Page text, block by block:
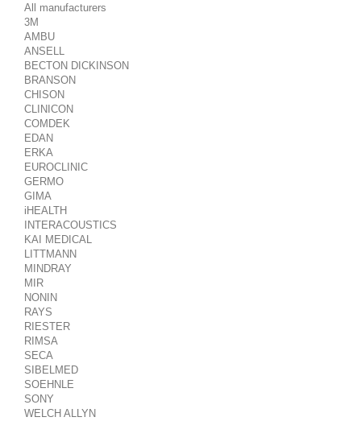
All manufacturers
3M
AMBU
ANSELL
BECTON DICKINSON
BRANSON
CHISON
CLINICON
COMDEK
EDAN
ERKA
EUROCLINIC
GERMO
GIMA
iHEALTH
INTERACOUSTICS
KAI MEDICAL
LITTMANN
MINDRAY
MIR
NONIN
RAYS
RIESTER
RIMSA
SECA
SIBELMED
SOEHNLE
SONY
WELCH ALLYN